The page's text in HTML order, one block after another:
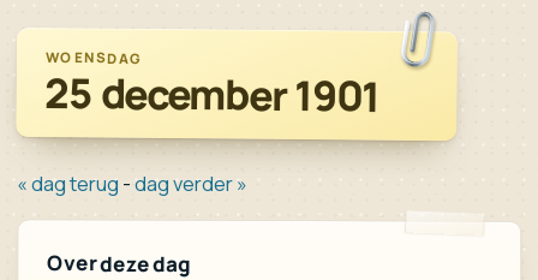
WOENSDAG
25 december 1901
« dag terug -dag verder »
Over deze dag